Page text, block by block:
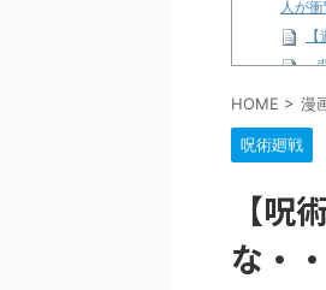
人が
…
【
「
北
HOME > 漫
呪術廻戦
【呪
な・